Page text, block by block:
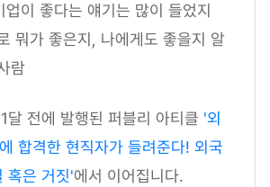
업이 좋다는 얘기는 많이 들었지
뭐가 좋은지, 나에게도 좋을지 알
람
달 전에 발행된 퍼블리 아티클 '외
합격한 현직자가 들려준다! 외국
혹은 거짓'에서 이어집니다.